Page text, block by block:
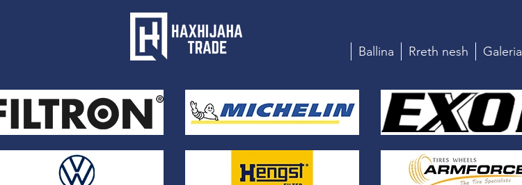
Ballina Rreth nesh Galeria